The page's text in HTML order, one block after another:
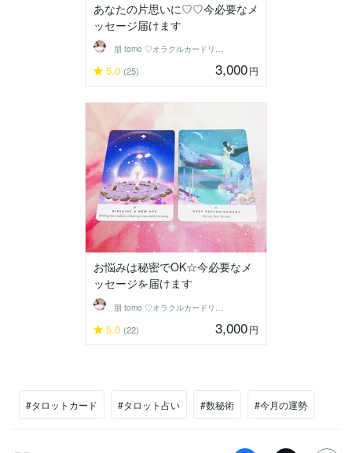
あなたの片思いに♡♡今必要なメ
ッセージ届けます
朋 tomo ♡オラクルカードリーダー♡
5.0 (25) 3,000円
お悩みは秘密でOK☆今必要なメ
ッセージを届けます
5.0 (22) 3,000円
#タロットカード #タロット占い #数秘術 #今月の運勢